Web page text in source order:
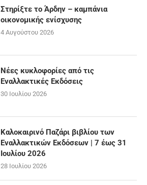
Στηρίξτε το Άρδην – καμπάνια
οικονομικής ενίσχυσης
4 Αυγούστου 2026
Νέες κυκλοφορίες από τις
Εναλλακτικές Εκδόσεις
30 Ιουλίου 2026
Καλοκαιρινό Παζάρι βιβλίου των
Εναλλακτικών Εκδόσεων | 7 έως 31
Ιουλίου 2026
28 Ιουλίου 2026